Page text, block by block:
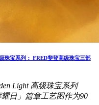
珠宝系列： FRED斐登高级珠宝三部
Light 高级珠宝系列
耀日」篇章工艺图作为90